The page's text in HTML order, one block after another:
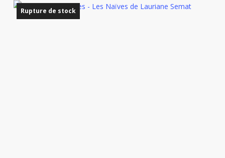
Rupture de stock